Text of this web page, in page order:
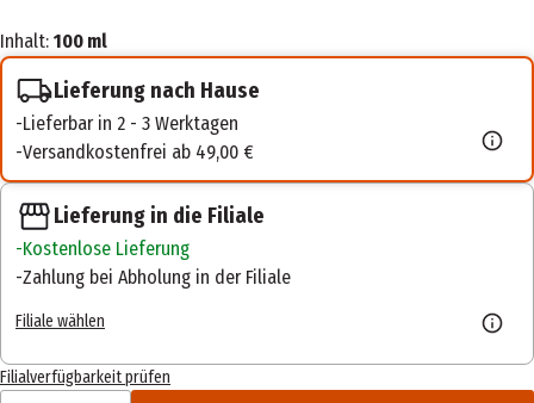
Inhalt: 100 ml
Lieferung nach Hause
Lieferbar in 2 - 3 Werktagen
Versandkostenfrei ab 49,00 €
Lieferung in die Filiale
Kostenlose Lieferung
Zahlung bei Abholung in der Filiale
Filiale wählen
Filialverfügbarkeit prüfen